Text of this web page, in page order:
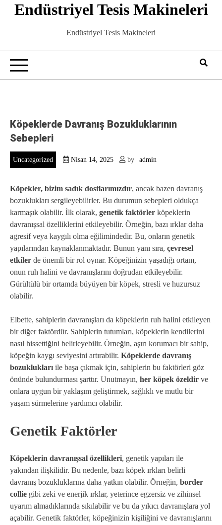
Endüstriyel Tesis Makineleri
Endüstriyel Tesis Makineleri
Köpeklerde Davranış Bozukluklarının
Sebepleri
Uncategorized Nisan 14, 2025 by admin
Köpekler, bizim sadık dostlarımızdır, ancak bazen davranış
bozuklukları sergileyebilirler. Bu durumun sebepleri oldukça
karmaşık olabilir. İlk olarak, genetik faktörler köpeklerin
davranışsal özelliklerini etkileyebilir. Örneğin, bazı ırklar daha
agresif veya kaygılı olma eğilimindedir. Bu, onların genetik
yapılarından kaynaklanmaktadır. Bunun yanı sıra, çevresel
etkiler de önemli bir rol oynar. Köpeğinizin yaşadığı ortam,
onun ruh halini ve davranışlarını doğrudan etkileyebilir.
Gürültülü bir ortamda büyüyen bir köpek, stresli ve huzursuz
olabilir.
Elbette, sahiplerin davranışları da köpeklerin ruh halini etkileyen
bir diğer faktördür. Sahiplerin tutumları, köpeklerin kendilerini
nasıl hissettiğini belirleyebilir. Örneğin, aşırı korumacı bir sahip,
köpeğin kaygı seviyesini artırabilir. Köpeklerde davranış
bozuklukları ile başa çıkmak için, sahiplerin bu faktörleri göz
önünde bulundurması şarttır. Unutmayın, her köpek özeldir ve
onlara uygun bir yaklaşım geliştirmek, sağlıklı ve mutlu bir
yaşam sürmelerine yardımcı olabilir.
Genetik Faktörler
Köpeklerin davranışsal özellikleri, genetik yapıları ile
yakından ilişkilidir. Bu nedenle, bazı köpek ırkları belirli
davranış bozukluklarına daha yatkın olabilir. Örneğin, border
collie gibi zeki ve enerjik ırklar, yeterince egzersiz ve zihinsel
uyarım almadıklarında sıkılabilir ve bu da yıkıcı davranışlara yol
açabilir. Genetik faktörler, köpeğinizin kişiliğini ve davranışlarını